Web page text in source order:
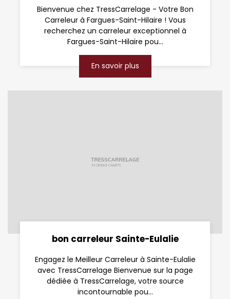
Bienvenue chez TressCarrelage - Votre Bon
Carreleur à Fargues-Saint-Hilaire ! Vous
recherchez un carreleur exceptionnel à
Fargues-Saint-Hilaire pou...
En savoir plus
bon carreleur Sainte-Eulalie
Engagez le Meilleur Carreleur à Sainte-Eulalie
avec TressCarrelage Bienvenue sur la page
dédiée à TressCarrelage, votre source
incontournable pou...